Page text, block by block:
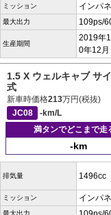
ミッション インパ
最大出力 109ps/
生産期間
2019年
0年12月
1.5 X ウェルキャブ サ
式
新車時価格213万円(税抜)
JC08
-km/L
満タンでどこまで走
-km
排気量 1496cc
ミッション インパ
最大出力